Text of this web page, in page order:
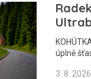
úplně
3. 8.